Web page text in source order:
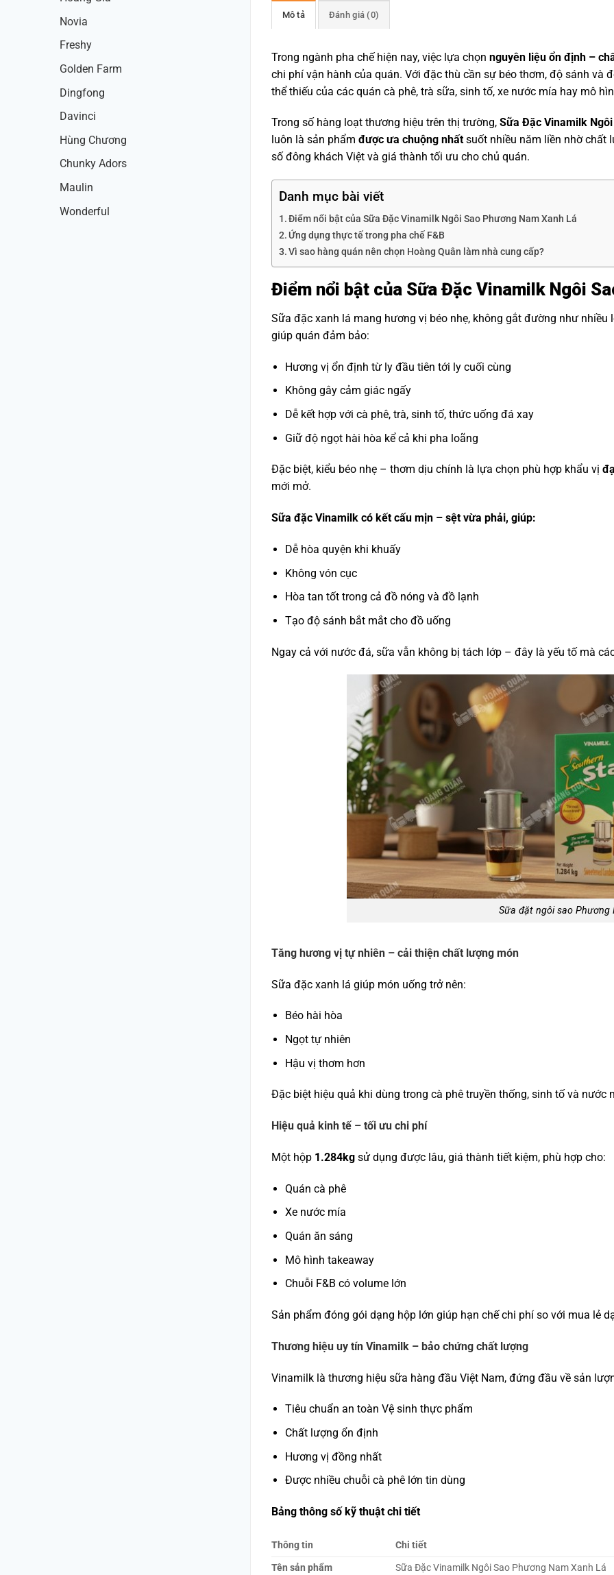
Novia
Freshy
Golden Farm
Dingfong
Davinci
Hùng Chương
Chunky Adors
Maulin
Wonderful
Mô tả Đánh giá (0)
Trong ngành pha chế hiện nay, việc lựa chọn nguyên liệu ổn định –
chi phí vận hành của quán. Với đặc thù cần sự béo thơm, độ sánh và
thể thiếu của các quán cà phê, trà sữa, sinh tố, xe nước mía hay mô
Trong số hàng loạt thương hiệu trên thị trường, Sữa Đặc Vinamilk
luôn là sản phẩm được ưa chuộng nhấtsuốt nhiều năm liền nhờ chất
số đông khách Việt và giá thành tối ưu cho chủ quán.
Danh mục bài viết
Điểm nổi bật của Sữa Đặc Vinamilk Ngôi Sao Phương Nam Xanh Lá
Ứng dụng thực tế trong pha chế F&B
Vì sao hàng quán nên chọn Hoàng Quân làm nhà cung cấp?
Điểm nổi bật của Sữa Đặc Vinamilk Ngôi
Sữa đặc xanh lá mang hương vị béo nhẹ, không gắt đường như
giúp quán đảm bảo:
Hương vị ổn định từ ly đầu tiên tới ly cuối cùng
Không gây cảm giác ngấy
Dễ kết hợp với cà phê, trà, sinh tố, thức uống đá xay
Giữ độ ngọt hài hòa kể cả khi pha loãng
Đặc biệt, kiểu béo nhẹ – thơm dịu chính là lựa chọn phù hợp khẩu vị
mới mở.
Sữa đặc Vinamilk có kết cấu mịn – sệt vừa phải, giúp:
Dễ hòa quyện khi khuấy
Không vón cục
Hòa tan tốt trong cả đồ nóng và đồ lạnh
Tạo độ sánh bắt mắt cho đồ uống
Ngay cả với nước đá, sữa vẫn không bị tách lớp – đây là yếu tố mà
Sữa đặt ngôi sao Phương
Tăng hương vị tự nhiên – cải thiện chất lượng món
Sữa đặc xanh lá giúp món uống trở nên:
Béo hài hòa
Ngọt tự nhiên
Hậu vị thơm hơn
Đặc biệt hiệu quả khi dùng trong cà phê truyền thống, sinh tố và nước
Hiệu quả kinh tế – tối ưu chi phí
Một hộp 1.284kgsử dụng được lâu, giá thành tiết kiệm, phù hợp cho:
Quán cà phê
Xe nước mía
Quán ăn sáng
Mô hình takeaway
Chuỗi F&B có volume lớn
Sản phẩm đóng gói dạng hộp lớn giúp hạn chế chi phí so với mua lẻ
Thương hiệu uy tín Vinamilk – bảo chứng chất lượng
Vinamilk là thương hiệu sữa hàng đầu Việt Nam, đứng đầu về sản
Tiêu chuẩn an toàn Vệ sinh thực phẩm
Chất lượng ổn định
Hương vị đồng nhất
Được nhiều chuỗi cà phê lớn tin dùng
Bảng thông số kỹ thuật chi tiết
Thông tin
Chi tiết
Tên sản phẩm
Sữa Đặc Vinamilk Ngôi Sao Phương Nam Xanh Lá